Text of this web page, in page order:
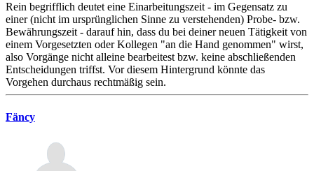
Rein begrifflich deutet eine Einarbeitungszeit - im Gegensatz zu
einer (nicht im ursprünglichen Sinne zu verstehenden) Probe- bzw.
Bewährungszeit - darauf hin, dass du bei deiner neuen Tätigkeit von
einem Vorgesetzten oder Kollegen "an die Hand genommen" wirst,
also Vorgänge nicht alleine bearbeitest bzw. keine abschließenden
Entscheidungen triffst. Vor diesem Hintergrund könnte das
Vorgehen durchaus rechtmäßig sein.
Fäncy